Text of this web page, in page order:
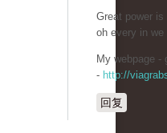
Great power
oh every in
My webpage -
- http://
回复